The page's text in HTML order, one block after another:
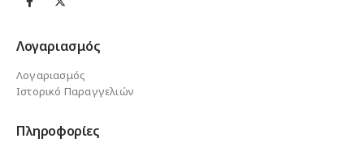
Λογαριασμός
Λογαριασμός
Ιστορικό Παραγγελιών
Πληροφορίες